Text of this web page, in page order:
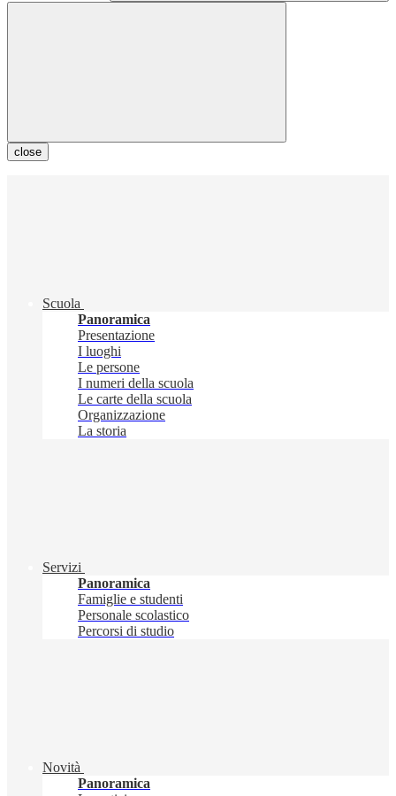
close
Scuola
Panoramica
Presentazione
I luoghi
Le persone
I numeri della scuola
Le carte della scuola
Organizzazione
La storia
Servizi
Panoramica
Famiglie e studenti
Personale scolastico
Percorsi di studio
Novità
Panoramica